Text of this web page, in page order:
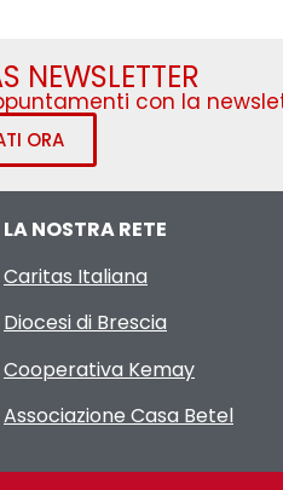
NEWSLETTER
con la
ORA
LA NOSTRA RETE
Caritas Italiana
Diocesi di Brescia
Cooperativa Kemay
Associazione Casa Betel